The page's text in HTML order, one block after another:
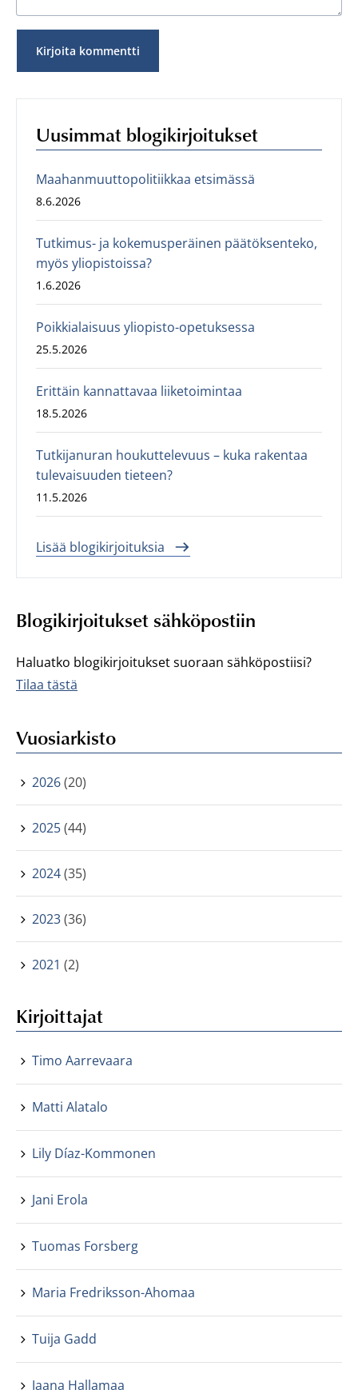
Uusimmat blogikirjoitukset
Maahanmuuttopolitiikkaa etsimässä
8.6.2026
Tutkimus- ja kokemusperäinen päätöksenteko,
myös yliopistoissa?
1.6.2026
Poikkialaisuus yliopisto-opetuksessa
25.5.2026
Erittäin kannattavaa liiketoimintaa
18.5.2026
Tutkijanuran houkuttelevuus – kuka rakentaa
tulevaisuuden tieteen?
11.5.2026
Lisää blogikirjoituksia
Blogikirjoitukset sähköpostiin
Haluatko blogikirjoitukset suoraan sähköpostiisi?
Tilaa tästä
Vuosiarkisto
2026(20)
2025(44)
2024(35)
2023(36)
2021 (2)
Kirjoittajat
Timo Aarrevaara
Matti Alatalo
Lily Díaz-Kommonen
Jani Erola
Tuomas Forsberg
Maria Fredriksson-Ahomaa
Tuija Gadd
Jaana Hallamaa